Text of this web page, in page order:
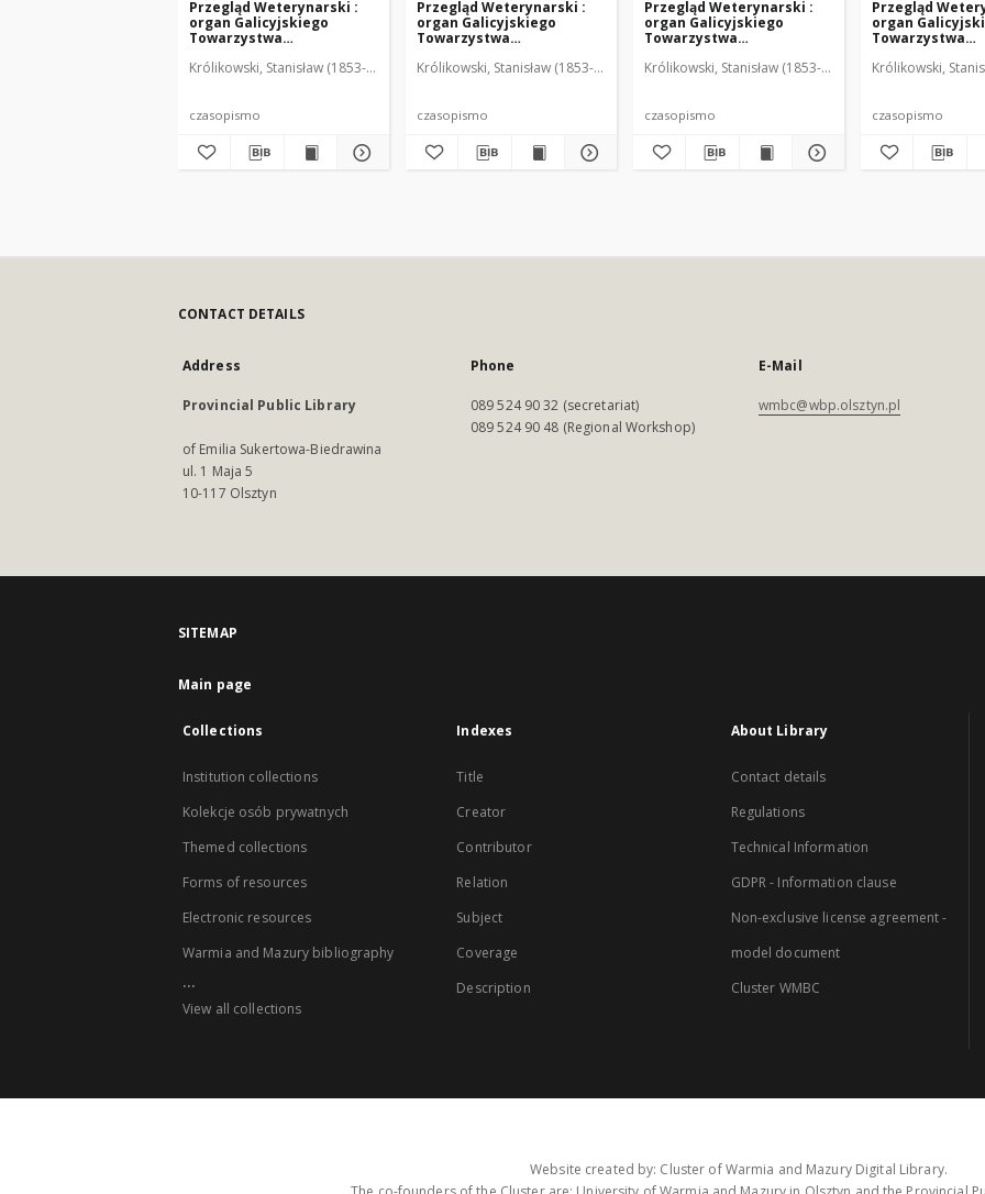
Przegląd Weterynarski :
organ Galicyjskiego
Towarzystwa
czasopismo poświęcone
Królikowski, Stanisław (1853-1924). Red.
czasopismo
Przegląd Weterynarski :
organ Galicyjskiego
Towarzystwa
czasopismo poświęcone
Królikowski, Stanisław (1853-1924). Red.
czasopismo
Przegląd Weterynarski :
organ Galicyjskiego
Towarzystwa
czasopismo poświęcone
Królikowski, Stanisław (1853-1924). Red.
czasopismo
Przegląd
organ
Towarzystwa
czasopismo
Królikowski,
czasopismo
CONTACT DETAILS
Address
Provincial Public Library
of Emilia Sukertowa-Biedrawina
ul. 1 Maja 5
10-117 Olsztyn
Phone
089 524 90 32 (secretariat)
089 524 90 48 (Regional Workshop)
E-Mail
wmbc@wbp.olsztyn.pl
SITEMAP
Main page
Collections
Institution collections
Kolekcje osób prywatnych
Themed collections
Forms of resources
Electronic resources
Warmia and Mazury bibliography
...
View all collections
Indexes
Title
Creator
Contributor
Relation
Subject
Coverage
Description
About Library
Contact details
Regulations
Technical Information
GDPR - Information clause
Non-exclusive license agreement -
model document
Cluster WMBC
Website created by: Cluster of Warmia and Mazury Digital Library.